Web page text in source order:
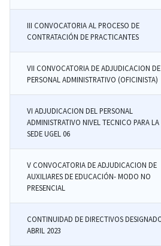
III CONVOCATORIA AL PROCESO DE
CONTRATACIÓN DE PRACTICANTES
VII CONVOCATORIA DE ADJUDICACION DE
PERSONAL ADMINISTRATIVO (OFICINISTA)
VI ADJUDICACION DEL PERSONAL
ADMINISTRATIVO NIVEL TECNICO PARA LA
SEDE UGEL 06
V CONVOCATORIA DE ADJUDICACION DE
AUXILIARES DE EDUCACIÓN- MODO NO
PRESENCIAL
CONTINUIDAD DE DIRECTIVOS DESIGNADOS
ABRIL 2023